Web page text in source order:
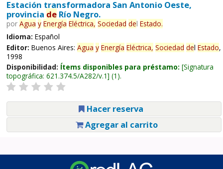
Estación transformadora San Antonio Oeste,
provincia deRío Negro.
por Agua y Energía Eléctrica, Sociedad del Estado.
Idioma: Español
Editor: Buenos Aires: Agua y Energía Eléctrica, Sociedad del Estado,
1998
Disponibilidad: Ítems disponibles para préstamo: Signatura
topográfica: 621.374.5/A282/v.1 (1).
Hacer reserva
Agregar al carrito